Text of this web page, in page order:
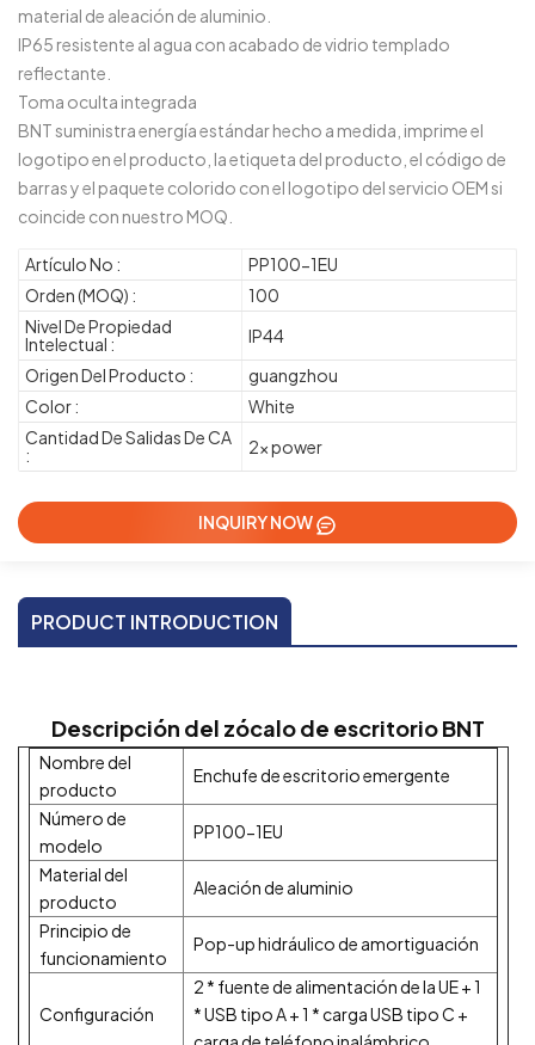
material de aleación de aluminio.
IP65 resistente al agua con acabado de vidrio templado
reflectante.
Toma oculta integrada
BNT suministra energía estándar hecho a medida, imprime el
logotipo en el producto, la etiqueta del producto, el código de
barras y el paquete colorido con el logotipo del servicio OEM si
coincide con nuestro MOQ.
Artículo No :
PP100-1EU
Orden (MOQ) :
100
Nivel De Propiedad
Intelectual :
IP44
Origen Del Producto :
guangzhou
Color :
White
Cantidad De Salidas De CA
:
2x power
INQUIRY NOW
PRODUCT INTRODUCTION
Descripción del zócalo de escritorio BNT
Nombre del
producto
Enchufe de escritorio emergente
Número de
modelo
PP100-1EU
Material del
producto
Aleación de aluminio
Principio de
funcionamiento
Pop-up hidráulico de amortiguación
Configuración
2 * fuente de alimentación de la UE + 1
* USB tipo A + 1 * carga USB tipo C +